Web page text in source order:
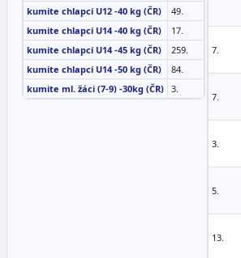
kumite chlapci U12 -40 kg (ČR)
49.
kumite chlapci U14 -40 kg (ČR)
17.
kumite chlapci U14 -45 kg (ČR)
259.
kumite chlapci U14 -50 kg (ČR)
84.
kumite ml. žáci (7-9) -30kg (ČR) 3.
7.
7.
3.
5.
13.